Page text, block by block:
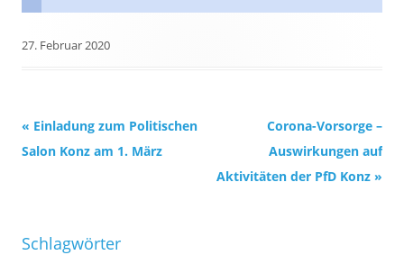
27. Februar 2020
Beitrags-
Navigation
« Einladung zum Politischen
Salon Konz am 1. März
Corona-Vorsorge –
Auswirkungen auf
Aktivitäten der PfD Konz »
Schlagwörter